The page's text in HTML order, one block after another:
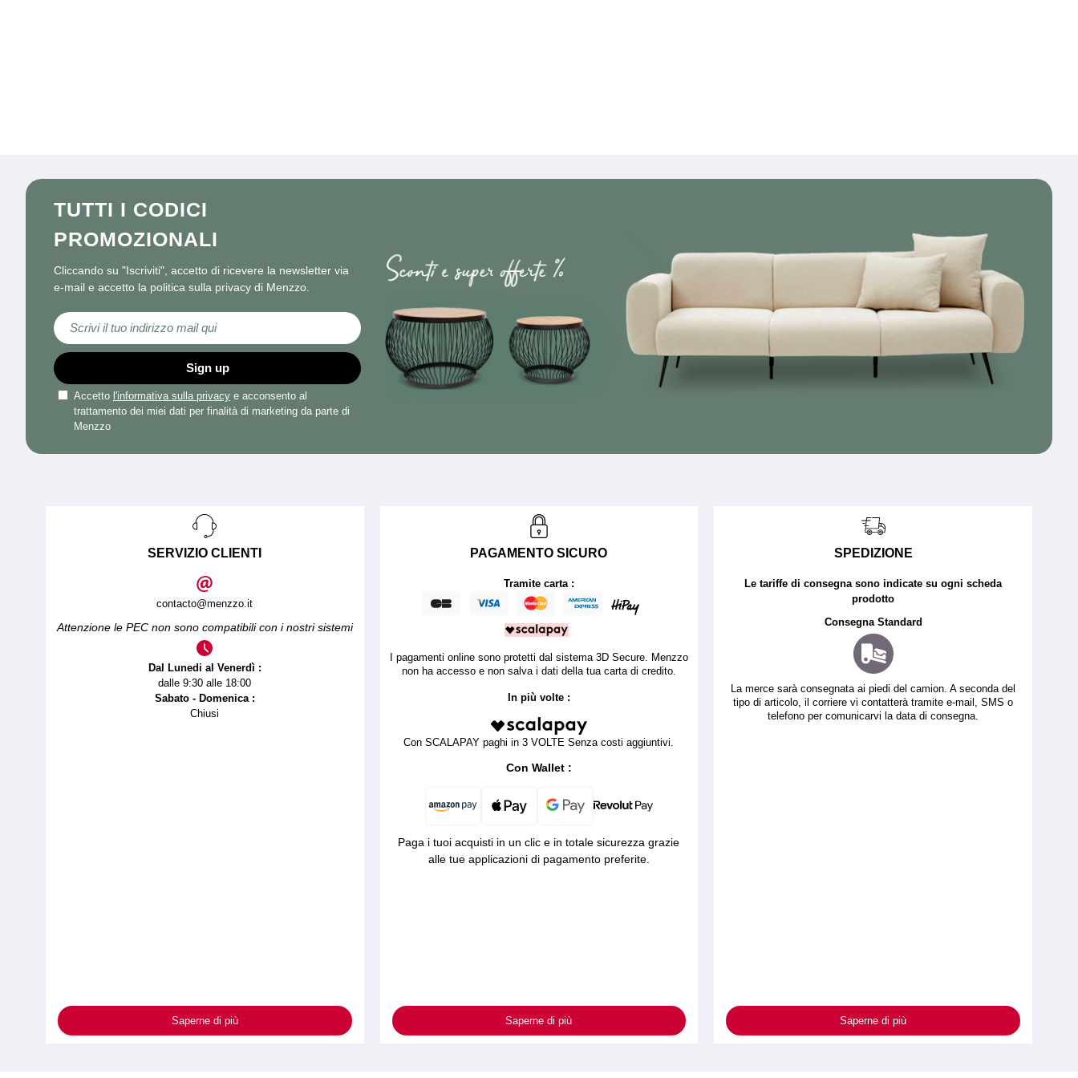
TUTTI I CODICI
PROMOZIONALI
Cliccando su "Iscriviti", accetto di ricevere la newsletter via
e-mail e accetto la politica sulla privacy di Menzzo.
Iscriviti alla nostra Newsletter:
Sign up
Accetto l'informativa sulla privacy e acconsento al
trattamento dei miei dati per finalità di marketing da parte di
Menzzo
SERVIZIO CLIENTI
contacto@menzzo.it
Attenzione le PEC non sono compatibili con i nostri sistemi
Dal Lunedi al Venerdì :
dalle 9:30 alle 18:00
Sabato - Domenica :
Chiusi
Saperne di più
PAGAMENTO SICURO
Tramite carta :
I pagamenti online sono protetti dal sistema 3D Secure. Menzzo
non ha accesso e non salva i dati della tua carta di credito.
In più volte :
Con SCALAPAY paghi in 3 VOLTE Senza costi aggiuntivi.
Con Wallet :
Paga i tuoi acquisti in un clic e in totale sicurezza grazie
alle tue applicazioni di pagamento preferite.
Saperne di più
SPEDIZIONE
Le tariffe di consegna sono indicate su ogni scheda
prodotto
Consegna Standard
La merce sarà consegnata ai piedi del camion. A seconda del
tipo di articolo, il corriere vi contatterà tramite e-mail, SMS o
telefono per comunicarvi la data di consegna.
Saperne di più